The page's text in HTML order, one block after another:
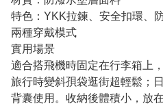
特色：YKK拉鍊、安全扣環、
兩種穿戴模式
實用場景
適合搭飛機時固定在行李箱上
旅行時變斜孭袋逛街超輕鬆；
背囊使用。收納後體積小，放